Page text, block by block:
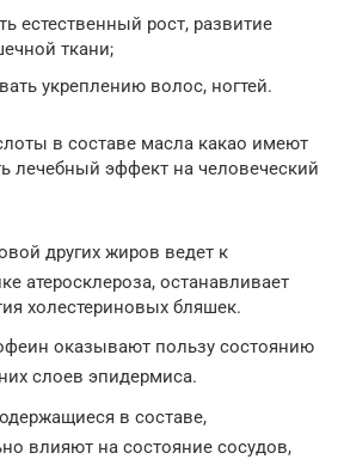
естественный рост, развитие
ткани;
укреплению волос, ногтей.
в составе масла какао имеют
лечебный эффект на человеческий
других жиров ведет к
атеросклероза, останавливает
холестериновых бляшек.
оказывают пользу состоянию
слоев эпидермиса.
в составе,
влияют на состояние сосудов,